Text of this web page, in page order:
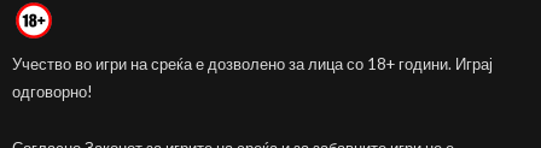
Учество во игри на среќа е дозволено за лица со 18+ години. Играј
одговорно!